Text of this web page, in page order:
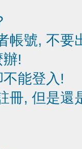
帳號, 不要
!
能登入!
冊, 但是還